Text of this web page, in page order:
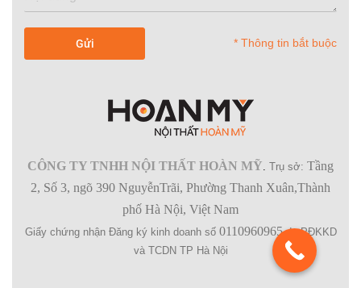
* Thông tin bắt buộc
CÔNG TY TNHH NỘI THẤT HOÀN MỸ Trụ sở: Tầng
2, Số 3, ngõ 390 NguyễnTrãi, Phường Thanh Xuân,Thành
phố Hà Nội, Việt Nam
Giấy chứng nhận Đăng ký kinh doanh số 0110960965do PĐKKD
và TCDN TP Hà Nội